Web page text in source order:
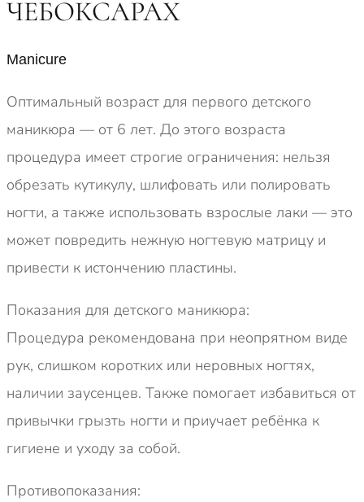
ЧЕБОКСАРАХ
Manicure
Оптимальный возраст для первого детского
маникюра — от 6 лет. До этого возраста
процедура имеет строгие ограничения: нельзя
обрезать кутикулу, шлифовать или полировать
ногти, а также использовать взрослые лаки — это
может повредить нежную ногтевую матрицу и
привести к истончению пластины.
Показания для детского маникюра:
Процедура рекомендована при неопрятном виде
рук, слишком коротких или неровных ногтях,
наличии заусенцев. Также помогает избавиться от
привычки грызть ногти и приучает ребёнка к
гигиене и уходу за собой.
Противопоказания: